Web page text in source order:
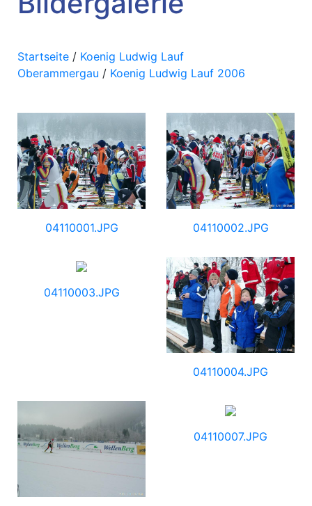
Startseite / Koenig Ludwig Lauf
Oberammergau / Koenig Ludwig Lauf 2006
04110001.JPG 04110002.JPG
04110003.JPG
04110004.JPG
04110007.JPG